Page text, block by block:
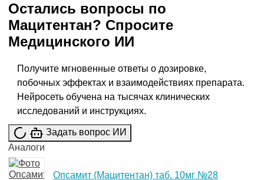
Остались вопросы по
Мацитентан? Спросите
Медицинского ИИ
Получите мгновенные ответы о дозировке,
побочных эффектах и взаимодействиях препарата.
Нейросеть обучена на тысячах клинических
исследований и инструкциях.
Задать вопрос ИИ
Аналоги
Опсамит (Мацитентан) таб. 10мг №28